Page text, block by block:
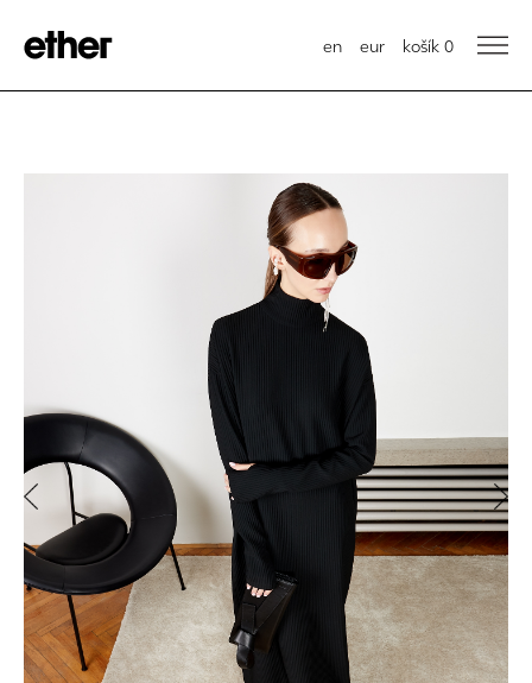
en eur košík 0
Previous